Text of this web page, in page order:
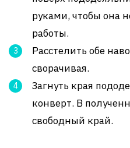
руками, чтобы она
работы.
Расстелить обе
сворачивая.
Загнуть края
конверт. В
свободный край.